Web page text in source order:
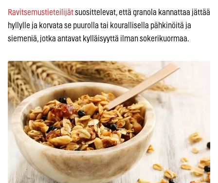
Ravitsemustieteilijätsuosittelevat, että granola kannattaa jättää
hyllylle ja korvata se puurolla tai kourallisella pähkinöitä ja
siemeniä, jotka antavat kylläisyyttä ilman sokerikuormaa.